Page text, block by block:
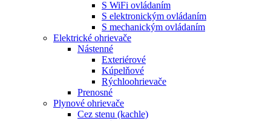
S WiFi ovládaním
S elektronickým ovládaním
S mechanickým ovládaním
Elektrické ohrievače
Nástenné
Exteriérové
Kúpelňové
Rýchloohrievače
Prenosné
Plynové ohrievače
Cez stenu (kachle)